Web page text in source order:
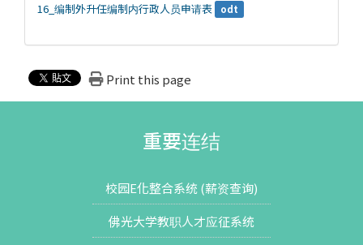
16_编制外升任编制内行政人员申请表 odt
Print this page
重要连结
校园E化整合系统 (薪资查询)
佛光大学教职人才应征系统